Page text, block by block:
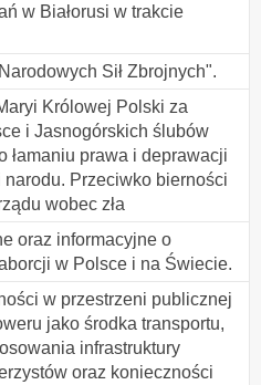
w Białorusi w trakcie
Sił Zbrojnych".
Królowej Polski za
i Jasnogórskich ślubów
łamaniu prawa i deprawacji
Przeciwko bierności
wobec zła
oraz informacyjne o
w Polsce i na Świecie.
w przestrzeni publicznej
jako środka transportu,
infrastruktury
oraz konieczności